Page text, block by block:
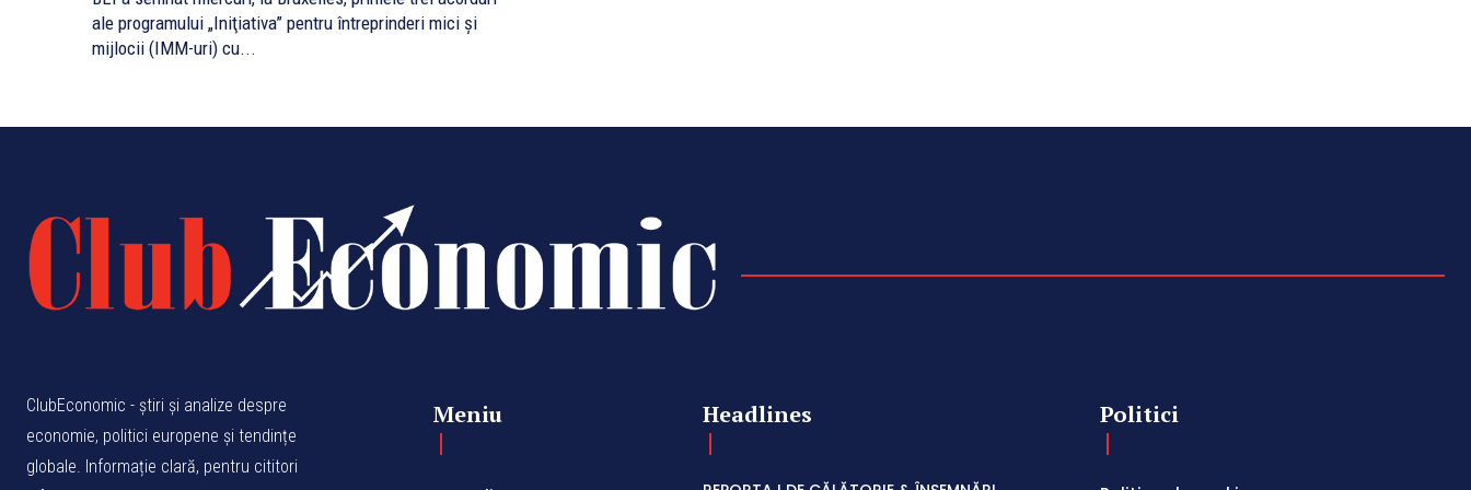
ale programului „Iniţiativa” pentru întreprinderi mici şi
mijlocii (IMM-uri) cu...
ClubEconomic - știri și analize despre
economie, politici europene și tendințe
globale. Informație clară, pentru cititori
Meniu Headlines Politici